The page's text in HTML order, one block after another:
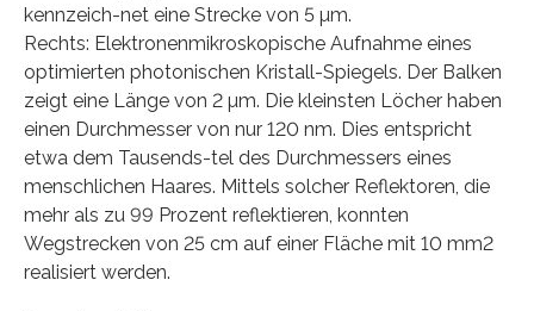
kennzeich-net eine Strecke von 5 µm.
Rechts: Elektronenmikroskopische Aufnahme eines
optimierten photonischen Kristall-Spiegels. Der Balken
zeigt eine Länge von 2 µm. Die kleinsten Löcher haben
einen Durchmesser von nur 120 nm. Dies entspricht
etwa dem Tausends-tel des Durchmessers eines
menschlichen Haares. Mittels solcher Reflektoren, die
mehr als zu 99 Prozent reflektieren, konnten
Wegstrecken von 25 cm auf einer Fläche mit 10 mm2
realisiert werden.